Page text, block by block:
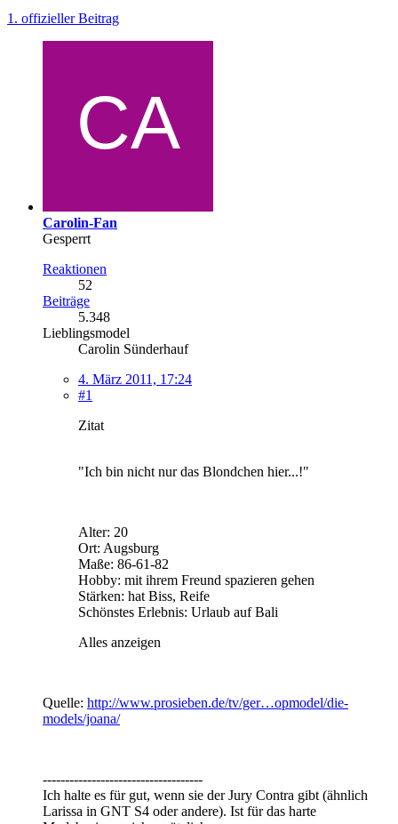
1. offizieller Beitrag
Carolin-Fan
Gesperrt
Reaktionen
52
Beiträge
5.348
Lieblingsmodel
Carolin Sünderhauf
4. März 2011, 17:24
#1
Zitat
"Ich bin nicht nur das Blondchen hier...!"
Alter: 20
Ort: Augsburg
Maße: 86-61-82
Hobby: mit ihrem Freund spazieren gehen
Stärken: hat Biss, Reife
Schönstes Erlebnis: Urlaub auf Bali
Alles anzeigen
Quelle: http://www.prosieben.de/tv/ger…opmodel/die-
models/joana/
------------------------------------
Ich halte es für gut, wenn sie der Jury Contra gibt (ähnlich
Larissa in GNT S4 oder andere). Ist für das harte